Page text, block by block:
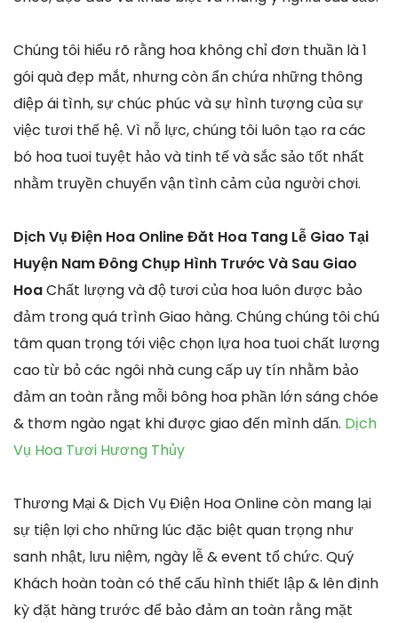
Chúng tôi hiểu rõ rằng hoa không chỉ đơn thuần là 1
gói quà đẹp mắt, nhưng còn ẩn chứa những thông
điệp ái tình, sự chúc phúc và sự hình tượng của sự
việc tươi thế hệ. Vì nỗ lực, chúng tôi luôn tạo ra các
bó hoa tuoi tuyệt hảo và tinh tế và sắc sảo tốt nhất
nhằm truyền chuyển vận tình cảm của người chơi.
Dịch Vụ Điện Hoa Online Đăt Hoa Tang Lễ Giao Tại
Huyện Nam Đông Chụp Hình Trước Và Sau Giao
HoaChất lượng và độ tươi của hoa luôn được bảo
đảm trong quá trình Giao hàng. Chúng chúng tôi chú
tâm quan trọng tới việc chọn lựa hoa tuoi chất lượng
cao từ bỏ các ngôi nhà cung cấp uy tín nhằm bảo
đảm an toàn rằng mỗi bông hoa phần lớn sáng chóe
& thơm ngào ngạt khi được giao đến mình dấn. Dịch
Vụ Hoa Tươi Hương Thủy
Thương Mại & Dịch Vụ Điện Hoa Online còn mang lại
sự tiện lợi cho những lúc đặc biệt quan trọng như
sanh nhật, lưu niệm, ngày lễ & event tổ chức. Quý
Khách hoàn toàn có thể cấu hình thiết lập & lên định
kỳ đặt hàng trước để bảo đảm an toàn rằng mặt